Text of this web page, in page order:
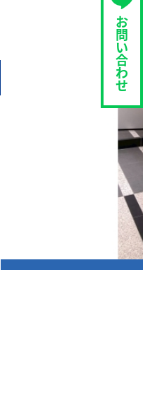
お
問
い
合
わ
せ